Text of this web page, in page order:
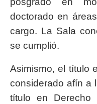
doctorado en
cargo. La Sala
se cumplió.
Asimismo, el título
considerado afín a
título en Derecho